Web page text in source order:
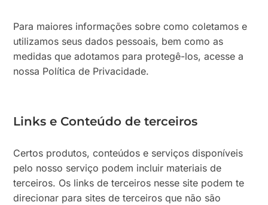
Para maiores informações sobre como coletamos e
utilizamos seus dados pessoais, bem como as
medidas que adotamos para protegê-los, acesse a
nossa Política de Privacidade.
Links e Conteúdo de terceiros
Certos produtos, conteúdos e serviços disponíveis
pelo nosso serviço podem incluir materiais de
terceiros. Os links de terceiros nesse site podem te
direcionar para sites de terceiros que não são